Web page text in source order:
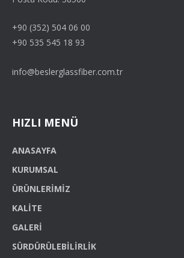
+90 (352) 504 06 00
+90 535 545 18 93
info@beslerglassfiber.com.tr
HIZLI MENÜ
ANASAYFA
KURUMSAL
ÜRÜNLERIMIZ
KALITE
GALERI
SÜRDÜRÜLEBILIRLIK